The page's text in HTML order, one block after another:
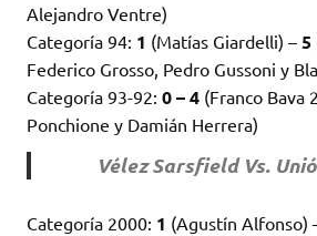
Alejandro Ventre)
Categoría 94: 1 (Matías Giardelli) – 5
Federico Grosso, Pedro Gussoni y
Categoría 93-92: 0 – 4 (Franco Bava
Ponchione y Damián Herrera)
Vélez Sarsfield Vs.
Categoría 2000: 1 (Agustín Alfonso)